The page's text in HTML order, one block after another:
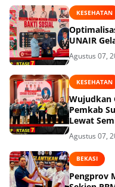
KESEHATAN
UNAIR
Agustus 07,
KESEHATAN
Wujudkan
Pemkab
Lewat
Agustus 07,
BEKASI
Pengprov